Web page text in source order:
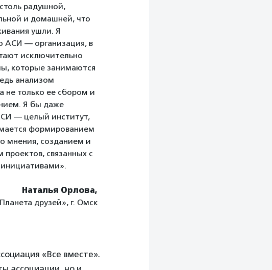
радушной,
и домашней, что
ушли. Я
АСИ — организация, в
исключительно
которые занимаются
анализом
не только ее сбором и
Я бы даже
— целый институт,
формированием
мнения, созданием и
связанных с
Наталья Орлова,
друзей», г. Омск
«Все вместе».